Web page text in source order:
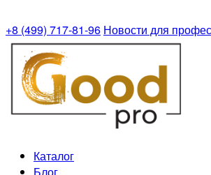
+8 (499) 717-81-96 Новости для
Каталог